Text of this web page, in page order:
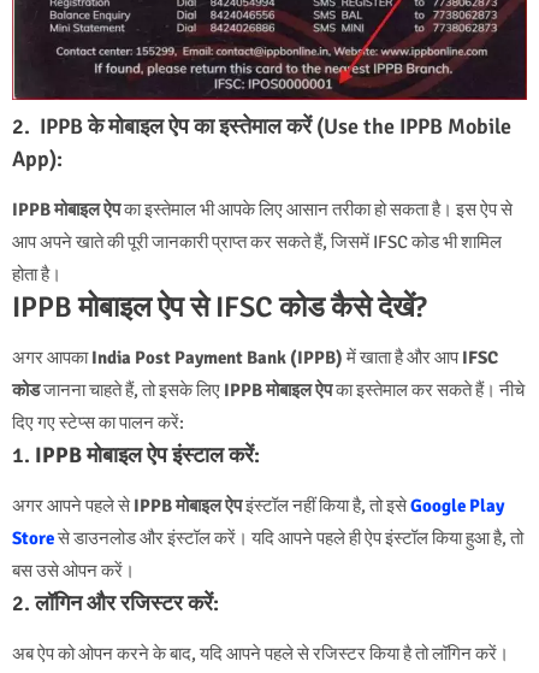
2. IPPB के मोबाइल ऐप का इस्तेमाल करें (Use the IPPB Mobile
App):
IPPB मोबाइल ऐपका इस्तेमाल भी आपके लिए आसान तरीका हो सकता है। इस ऐप से
आप अपने खाते की पूरी जानकारी प्राप्त कर सकते हैं, जिसमें IFSC कोड भी शामिल
होता है।
IPPB मोबाइल ऐप से IFSC कोड कैसे देखें?
अगर आपकाIndia Post Payment Bank (IPPB)में खाता है और आपIFSC
कोडजानना चाहते हैं, तो इसके लिए IPPB मोबाइल ऐपका इस्तेमाल कर सकते हैं। नीचे
दिए गए स्टेप्स का पालन करें:
1. IPPB मोबाइल ऐप इंस्टाल करें:
अगर आपने पहले सेIPPB मोबाइल ऐपइंस्टॉल नहीं किया है, तो इसेGoogle Play
Storeसे डाउनलोड और इंस्टॉल करें। यदि आपने पहले ही ऐप इंस्टॉल किया हुआ है, तो
बस उसे ओपन करें।
2.लॉगिन और रजिस्टर करें:
अब ऐप को ओपन करने के बाद, यदि आपने पहले से रजिस्टर किया है तो लॉगिन करें।